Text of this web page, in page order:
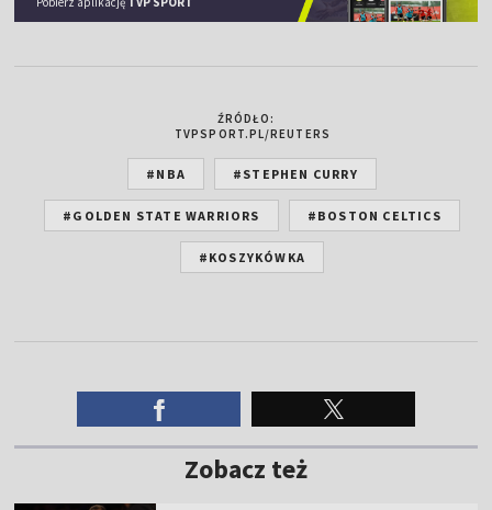
ŹRÓDŁO:
TVPSPORT.PL/REUTERS
#NBA #STEPHEN CURRY
#GOLDEN STATE WARRIORS #BOSTON CELTICS
#KOSZYKÓWKA
Zobacz też